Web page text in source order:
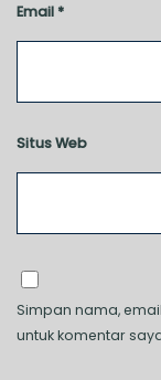
Email *
Situs Web
Simpan nama,
untuk komentar